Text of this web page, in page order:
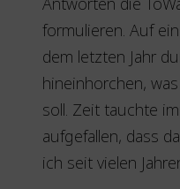
formulieren. Auf
dem letzten Jahr
hineinhorchen,
soll. Zeit tauchte
aufgefallen, dass
ich seit vielen